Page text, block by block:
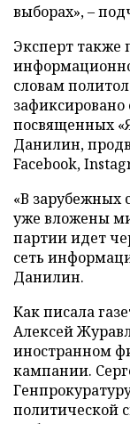
выборах», –
Эксперт также
словам
зафиксировано
посвященных
Данилин,
Facebook,
«В зарубежных
уже вложены
партии идет
сеть
Данилин.
Как писала
Алексей
иностранном
кампании.
политической